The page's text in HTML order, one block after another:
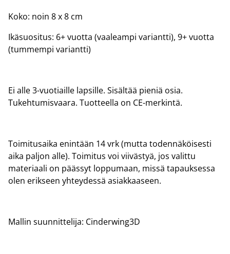
Koko: noin 8 x 8 cm
Ikäsuositus: 6+ vuotta (vaaleampi variantti), 9+ vuotta
(tummempi variantti)
Ei alle 3-vuotiaille lapsille. Sisältää pieniä osia.
Tukehtumisvaara. Tuotteella on CE-merkintä.
Toimitusaika enintään 14 vrk (mutta todennäköisesti
aika paljon alle). Toimitus voi viivästyä, jos valittu
materiaali on päässyt loppumaan, missä tapauksessa
olen erikseen yhteydessä asiakkaaseen.
Mallin suunnittelija: Cinderwing3D